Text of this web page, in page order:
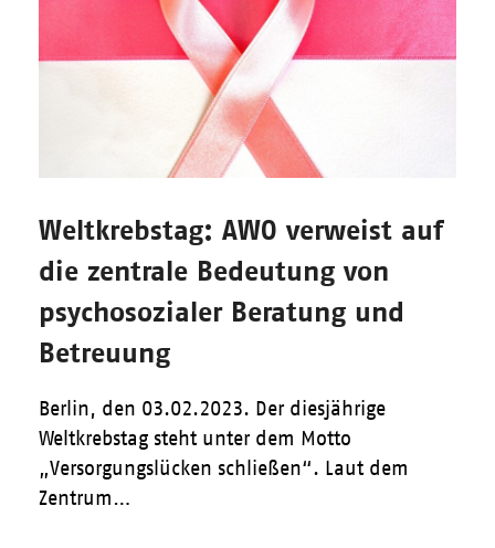
Weltkrebstag: AWO verweist auf
die zentrale Bedeutung von
psychosozialer Beratung und
Betreuung
Berlin, den 03.02.2023. Der diesjährige
Weltkrebstag steht unter dem Motto
„Versorgungslücken schließen“. Laut dem
Zentrum…